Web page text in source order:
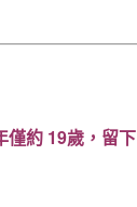
僅約 19歲，留下